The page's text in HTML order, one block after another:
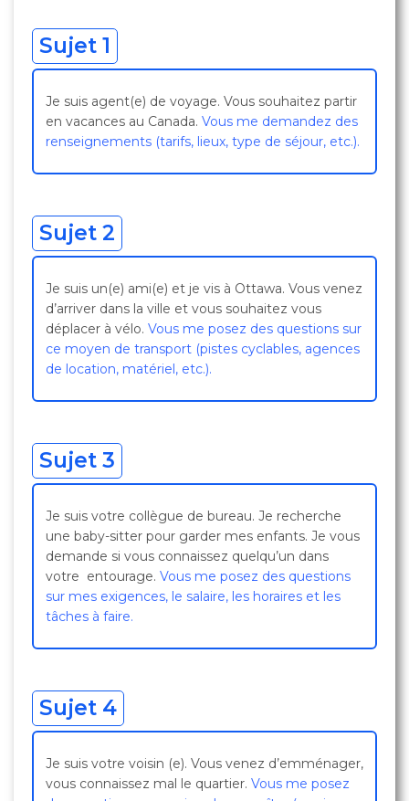
Sujet 1
Je suis agent(e) de voyage. Vous souhaitez partir
en vacances au Canada. Vous me demandez des
renseignements (tarifs, lieux, type de séjour, etc.).
Sujet 2
Je suis un(e) ami(e) et je vis à Ottawa. Vous venez
d’arriver dans la ville et vous souhaitez vous
déplacer à vélo. Vous me posez des questions sur
ce moyen de transport (pistes cyclables, agences
de location, matériel, etc.).
Sujet 3
Je suis votre collègue de bureau. Je recherche
une baby-sitter pour garder mes enfants. Je vous
demande si vous connaissez quelqu’un dans
votre entourage. Vous me posez des questions
sur mes exigences, le salaire, les horaires et les
tâches à faire.
Sujet 4
Je suis votre voisin (e). Vous venez d’emménager,
vous connaissez mal le quartier. Vous me posez